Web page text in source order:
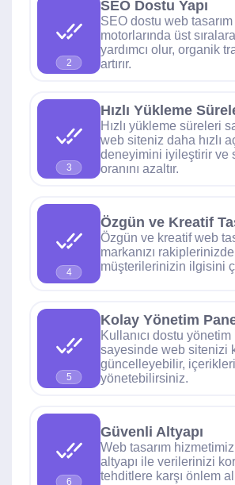
2
SEO Dostu Yapı
SEO dostu web
motorlarında üst
yardımcı olur, organik
artırır.
3
Hızlı Yükleme
Hızlı yükleme süreleri
web siteniz daha hızlı
deneyimini iyileştirir ve
oranını azaltır.
4
Özgün ve Kreatif
Özgün ve kreatif web
markanızı
müşterilerinizin ilgisini
5
Kolay Yönetim
Kullanıcı dostu
sayesinde web sitenizi
güncelleyebilir,
yönetebilirsiniz.
6
Güvenli Altyapı
Web tasarım
altyapı ile verilerinizi
tehditlere karşı önlem